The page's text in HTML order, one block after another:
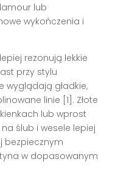
lub
wykończenia i
rezonują lekkie
przy stylu
wyglądają gładkie,
linie [1]. Złote
lub wprost
ślub i wesele lepiej
bezpiecznym
w dopasowanym